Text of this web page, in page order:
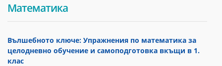
Математика
Вълшебното ключе: Упражнения по математика за
целодневно обучение и самоподготовка вкъщи в 1.
клас